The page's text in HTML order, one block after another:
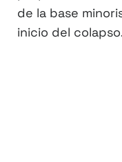
de la base
inicio del